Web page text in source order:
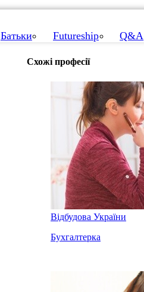
Батьки Futureship Q&A
Схожі професії
Відбудова України
Бухгалтерка